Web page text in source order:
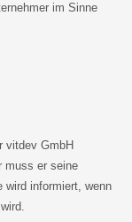
im Sinne
vitdev GmbH
muss er seine
wird informiert, wenn